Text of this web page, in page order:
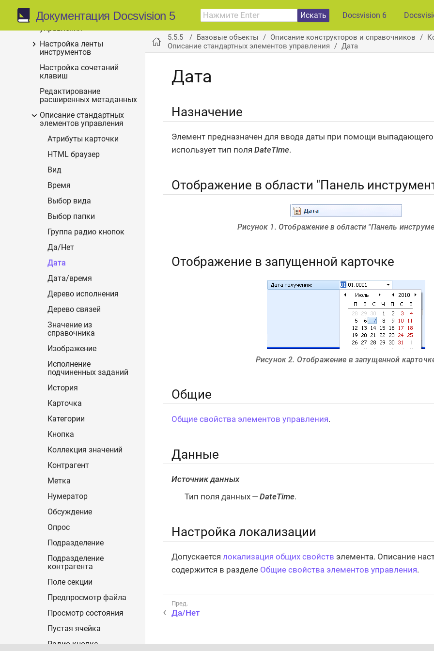
Документация Docsvision 5 Искать Docsvision 6
Настройка элементов
управления
Настройка ленты
инструментов
Настройка сочетаний
клавиш
Редактирование
расширенных метаданных
Описание стандартных
элементов управления
Атрибуты карточки
HTML браузер
Вид
Время
Выбор вида
Выбор папки
Группа радио кнопок
Да/Нет
Дата
Дата/время
Дерево исполнения
Дерево связей
Значение из
справочника
Изображение
Исполнение
подчиненных заданий
История
Карточка
Категории
Кнопка
Коллекция значений
Контрагент
Метка
Нумератор
Обсуждение
Опрос
Подразделение
Подразделение
контрагента
Поле секции
Предпросмотр файла
Просмотр состояния
Пустая ячейка
Радио кнопка
5.5.5 Базовые объекты Описание конструкторов и справочников
Описание стандартных элементов управления
Дата
Дата
Назначение
Элемент предназначен для ввода даты при помощи
использует тип поля DateTime.
Отображение в области "Панель
Рисунок 1. Отображение в области "Панель
Отображение в запущенной карточке
Рисунок 2. Отображение в запущенной
Общие
Общие свойства элементов управления.
Данные
Источник данных
Тип поля данных —DateTime.
Настройка локализации
Допускается локализация общих свойств элемента. Описание
содержится в разделе Общие свойства элементов управления.
Да/Нет